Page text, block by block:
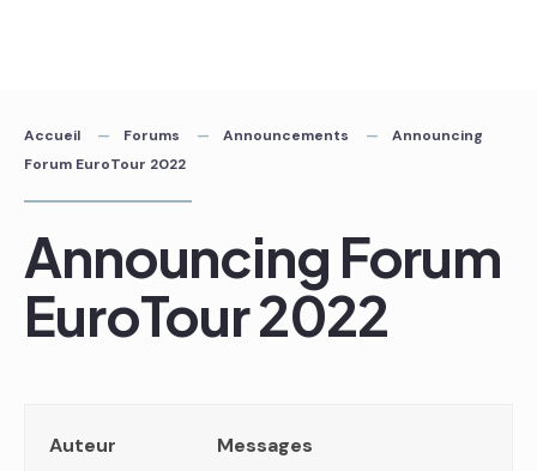
Accueil Forums Announcements
Announcing
Forum EuroTour 2022
Announcing Forum
EuroTour 2022
Auteur Messages